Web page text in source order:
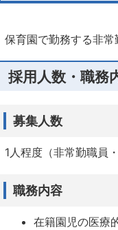
保育園で勤務する非常
採用人数・職務
募集人数
1人程度（非常勤職員
職務内容
在籍園児の医療